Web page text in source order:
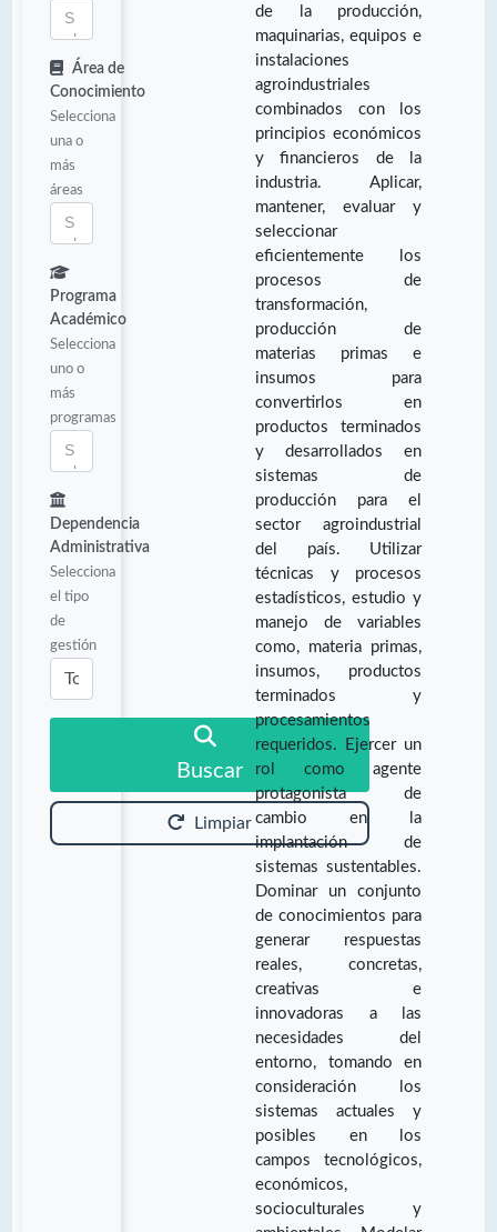
Área de
Conocimiento
Selecciona
una o
más
áreas
Programa
Académico
Selecciona
uno o
más
programas
Dependencia
Administrativa
Selecciona
el tipo
de
gestión
Buscar
Limpiar
de la producción,
maquinarias, equipos e
instalaciones
agroindustriales
combinados con los
principios económicos
y financieros de la
industria. Aplicar,
mantener, evaluar y
seleccionar
eficientemente los
procesos de
transformación,
producción de
materias primas e
insumos para
convertirlos en
productos terminados
y desarrollados en
sistemas de
producción para el
sector agroindustrial
del país. Utilizar
técnicas y procesos
estadísticos, estudio y
manejo de variables
como, materia primas,
insumos, productos
terminados y
procesamientos
requeridos. Ejercer un
rol como agente
protagonista de
cambio en la
implantación de
sistemas sustentables.
Dominar un conjunto
de conocimientos para
generar respuestas
reales, concretas,
creativas e
innovadoras a las
necesidades del
entorno, tomando en
consideración los
sistemas actuales y
posibles en los
campos tecnológicos,
económicos,
socioculturales y